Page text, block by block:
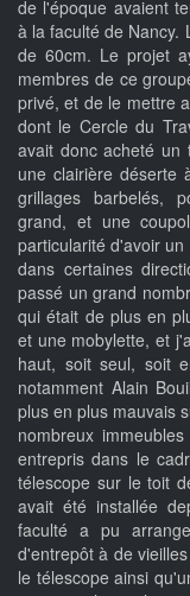
de l'époque avaient
à la faculté de Nancy.
de 60cm. Le projet
membres de ce
privé, et de le mettre
dont le Cercle du
avait donc acheté un
une clairière déserte
grillages barbelés,
grand, et une
particularité d'avoir
dans certaines
passé un grand
qui était de plus en
et une mobylette, et
haut, soit seul, soit
notamment Alain
plus en plus mauvais
nombreux
entrepris dans le
télescope sur le toit
avait été installée
faculté a pu
d'entrepôt à de
le télescope ainsi